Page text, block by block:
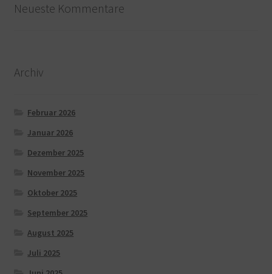
Neueste Kommentare
Archiv
Februar 2026
Januar 2026
Dezember 2025
November 2025
Oktober 2025
September 2025
August 2025
Juli 2025